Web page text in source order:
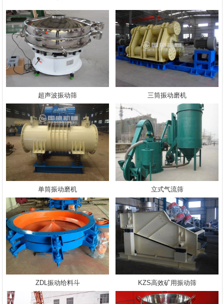
超声波振动筛 三筒振动磨机
单筒振动磨机 立式气流筛
ZDL振动给料斗 KZS高效矿用振动筛